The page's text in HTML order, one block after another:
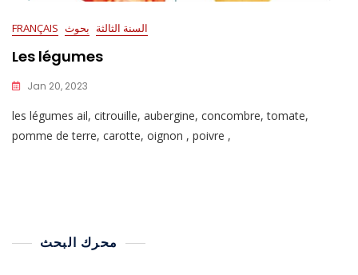
FRANÇAIS السنة الثالثة بحوث
Les légumes
Jan 20, 2023
les légumes ail, citrouille, aubergine, concombre, tomate,
pomme de terre, carotte, oignon , poivre ,
محرك البحث